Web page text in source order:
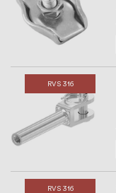
RVS 316
RVS 316